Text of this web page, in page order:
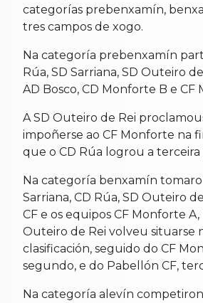
categorías prebenxamín,
tres campos de xogo.
Na categoría prebenxamín
Rúa, SD Sarriana, SD Outeiro
AD Bosco, CD Monforte B e CF
A SD Outeiro de Rei
impoñerse ao CF Monforte na
que o CD Rúa logrou a terceira
Na categoría benxamín
Sarriana, CD Rúa, SD Outeiro
CF e os equipos CF Monforte A,
Outeiro de Rei volveu situarse
clasificación, seguido do CF
segundo, e do Pabellón CF,
Na categoría alevín competiron